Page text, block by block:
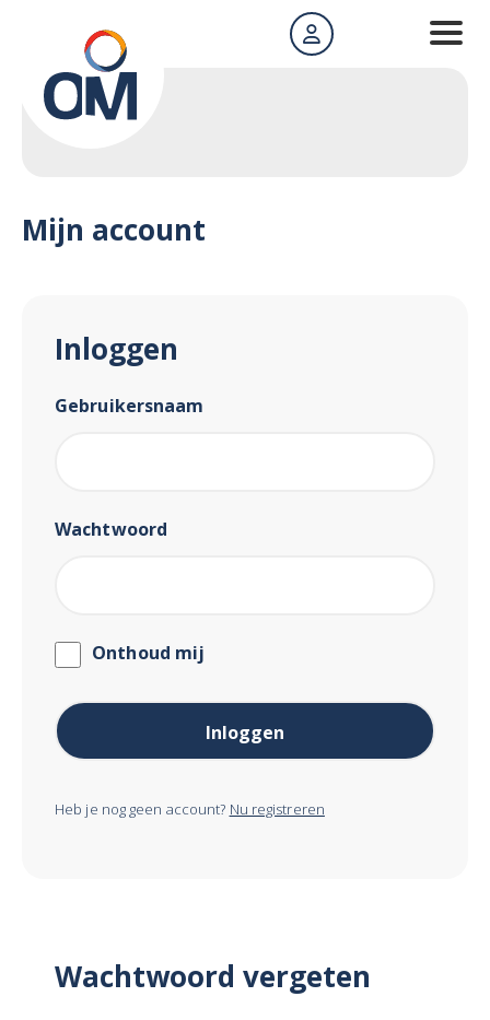
Mijn account
Inloggen
Gebruikersnaam
Wachtwoord
Onthoud mij
Heb je nog geen account? Nu registreren
Wachtwoord vergeten